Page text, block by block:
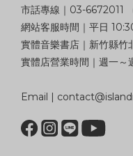
市話專線｜03-6672011
網站客服時間｜平日
實體音樂書店｜新竹縣竹
實體店營業時間｜週一～
Email |